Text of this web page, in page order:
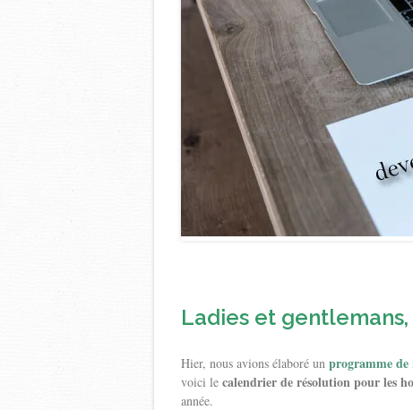
Ladies et
Hier, nous avions élaboré un programme
voici le calendrier de résolution pour les
année.